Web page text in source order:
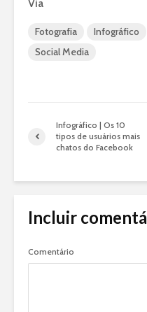
Via
Fotografia Infográfico
Social Media
Infográfico | Os 10
tipos de usuários mais
chatos do Facebook
Incluir
Comentário